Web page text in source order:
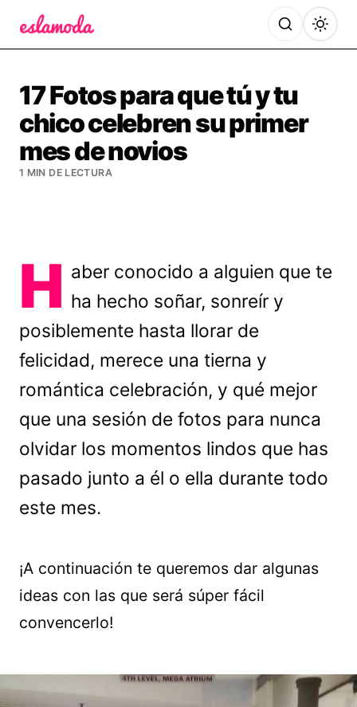
17 Fotos para que tú y tu
chico celebren su primer
mes de novios
1 MIN DE LECTURA
H aber conocido a alguien que te
ha hecho soñar, sonreír y
posiblemente hasta llorar de
felicidad, merece una tierna y
romántica celebración, y qué mejor
que una sesión de fotos para nunca
olvidar los momentos lindos que has
pasado junto a él o ella durante todo
este mes.
¡A continuación te queremos dar algunas
ideas con las que será súper fácil
convencerlo!